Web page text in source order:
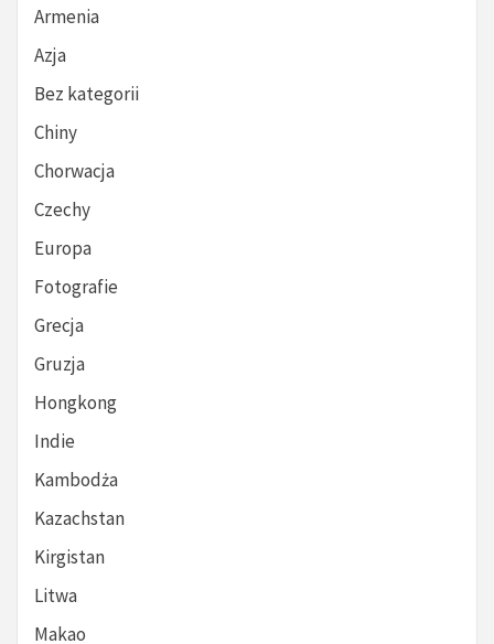
Armenia
Azja
Bez kategorii
Chiny
Chorwacja
Czechy
Europa
Fotografie
Grecja
Gruzja
Hongkong
Indie
Kambodża
Kazachstan
Kirgistan
Litwa
Makao